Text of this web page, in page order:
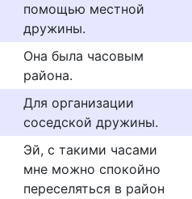
помощью местной
дружины.
Она была часовым
района.
Для организации
соседской дружины.
Эй, с такими часами
мне можно спокойно
переселяться в район